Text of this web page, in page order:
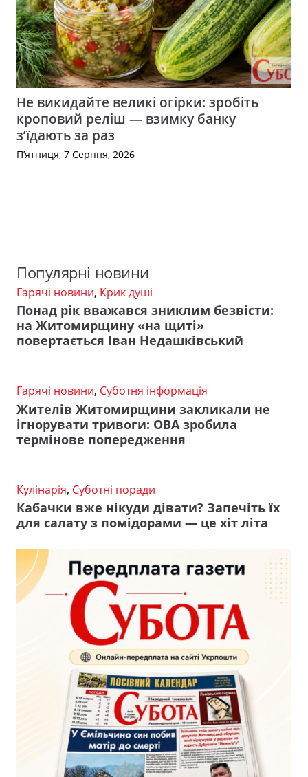
Не викидайте великі огірки: зробіть
кроповий реліш — взимку банку
з’їдають за раз
П’ятниця, 7 Серпня, 2026
Популярні новини
Гарячі новини, Крик душі
Понад рік вважався зниклим безвісти:
на Житомирщину «на щиті»
повертається Іван Недашківський
Гарячі новини, Суботня інформація
Жителів Житомирщини закликали не
ігнорувати тривоги: ОВА зробила
термінове попередження
Кулінарія, Суботні поради
Кабачки вже нікуди дівати? Запечіть їх
для салату з помідорами — це хіт літа